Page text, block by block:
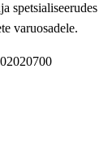
spetsialiseerudes
varuosadele.